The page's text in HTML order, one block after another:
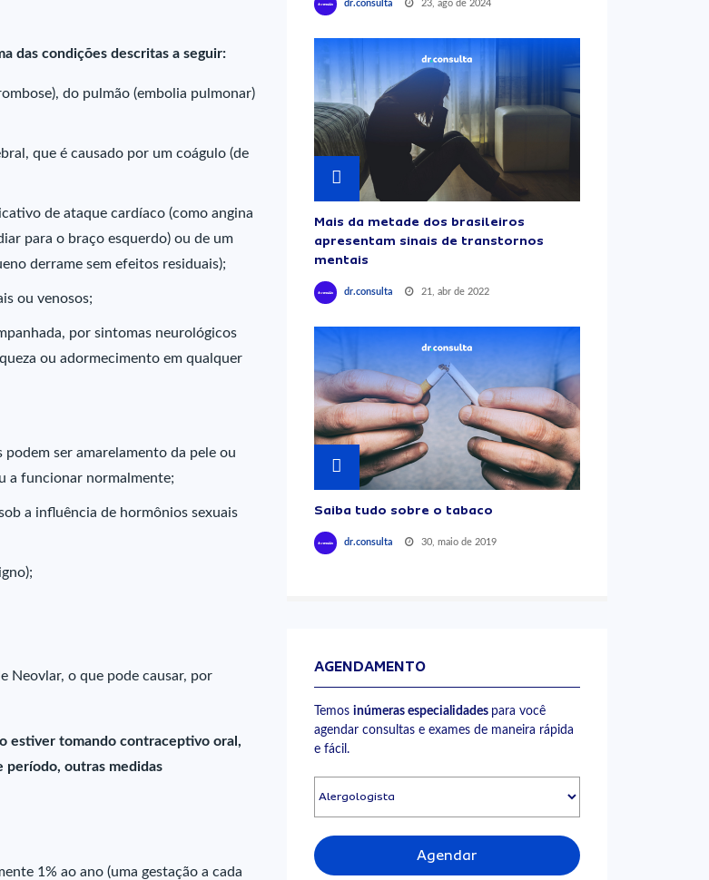
das condições descritas a seguir:
do pulmão (embolia pulmonar)
que é causado por um coágulo (de
de ataque cardíaco (como angina
para o braço esquerdo) ou de um
derrame sem efeitos residuais);
ou venosos;
por sintomas neurológicos
ou adormecimento em qualquer
ser amarelamento da pele ou
a funcionar normalmente;
a influência de hormônios sexuais
Neovlar, o que pode causar, por
estiver tomando contraceptivo oral,
período, outras medidas
1% ao ano (uma gestação a cada
dr.consulta 23, ago de 2024
Mais da metade dos brasileiros
apresentam sinais de transtornos
mentais
dr.consulta 21, abr de 2022
Saiba tudo sobre o tabaco
dr.consulta 30, maio de 2019
AGENDAMENTO
Temos inúmeras especialidades para você
agendar consultas e exames de maneira rápida
e fácil.
Agendar